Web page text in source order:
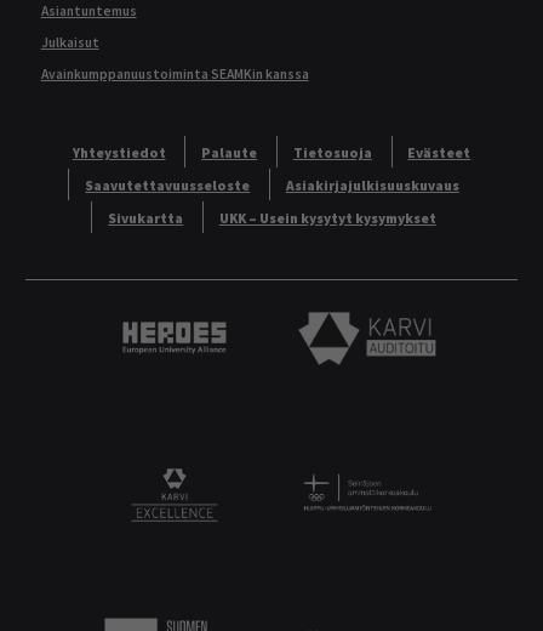
Asiantuntemus
Julkaisut
Avainkumppanuustoiminta SEAMKin kanssa
Yhteystiedot Palaute Tietosuoja
Evästeet
Saavutettavuusseloste
Asiakirjajulkisuuskuvaus
Sivukartta
UKK – Usein kysytyt kysymykset
Heroes European University Alliance logo
Karvi Auditoitu logo
KARVI Excellence logo.Logo